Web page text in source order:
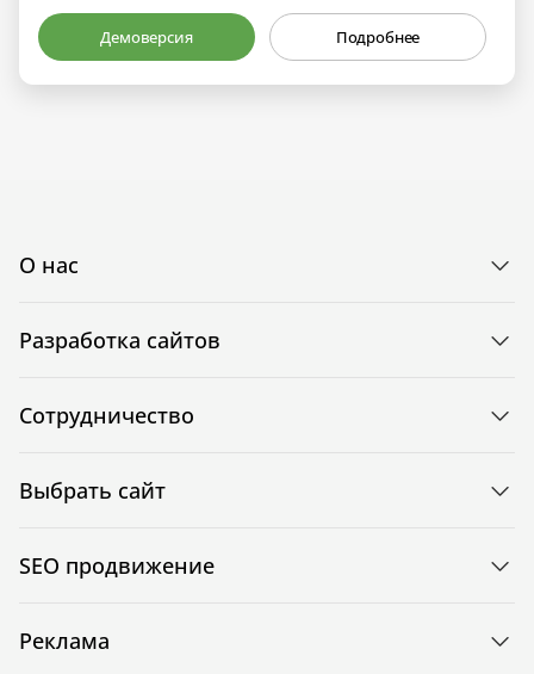
Демоверсия Подробнее
О нас
Разработка сайтов
Сотрудничество
Выбрать сайт
SEO продвижение
Реклама